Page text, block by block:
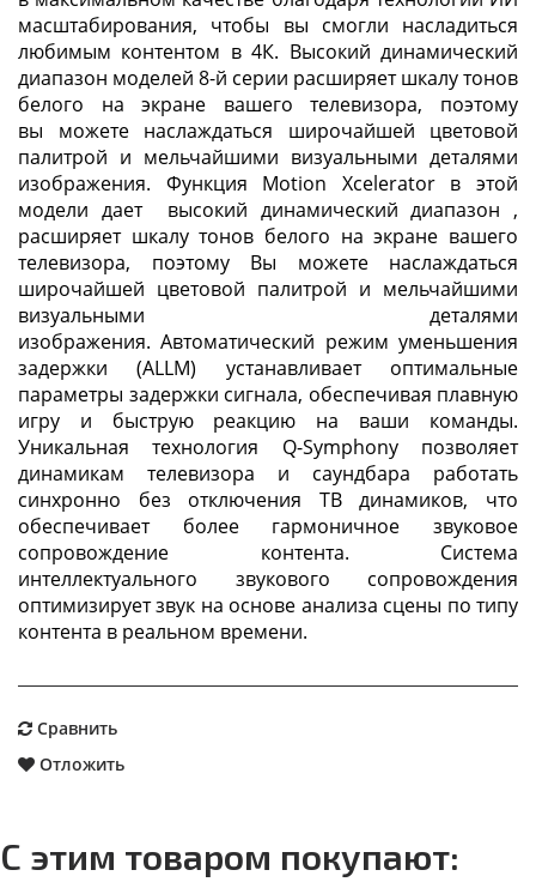
масштабирования, чтобы вы смогли насладиться
любимым контентом в 4К. Высокий динамический
диапазон моделей 8-й серии расширяет шкалу тонов
белого на экране вашего телевизора, поэтому
вы можете наслаждаться широчайшей цветовой
палитрой и мельчайшими визуальными деталями
изображения. Функция Motion Xcelerator в этой
модели дает высокий динамический диапазон ,
расширяет шкалу тонов белого на экране вашего
телевизора, поэтому Вы можете наслаждаться
широчайшей цветовой палитрой и мельчайшими
визуальными деталями
изображения. Автоматический режим уменьшения
задержки (ALLM) устанавливает оптимальные
параметры задержки сигнала, обеспечивая плавную
игру и быструю реакцию на ваши команды.
Уникальная технология Q-Symphony позволяет
динамикам телевизора и саундбара работать
синхронно без отключения ТВ динамиков, что
обеспечивает более гармоничное звуковое
сопровождение контента. Система
интеллектуального звукового сопровождения
оптимизирует звук на основе анализа сцены по типу
контента в реальном времени.
Сравнить
Отложить
С этим товаром покупают: